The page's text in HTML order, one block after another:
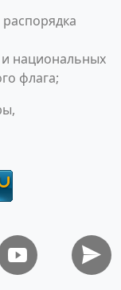
национальных
флага;